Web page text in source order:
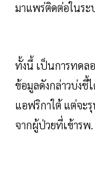
มาแพร่ติดต่อในระ
ทั้งนี้ เป็นการทดล
ข้อมูลดังกล่าวบ่งชี้
แอฟริกาใต้ แต่จะ
จากผู้ป่วยที่เข้ารพ.